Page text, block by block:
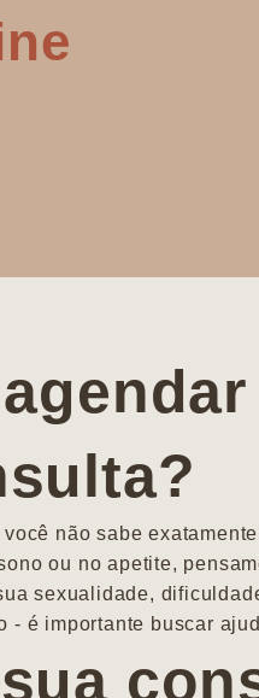
não sabe
ou no apetite,
sexualidade,
- é importante buscar